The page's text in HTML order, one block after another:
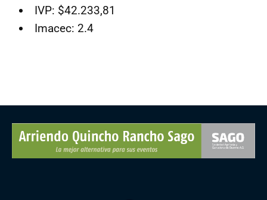
IVP: $42.233,81
Imacec: 2.4